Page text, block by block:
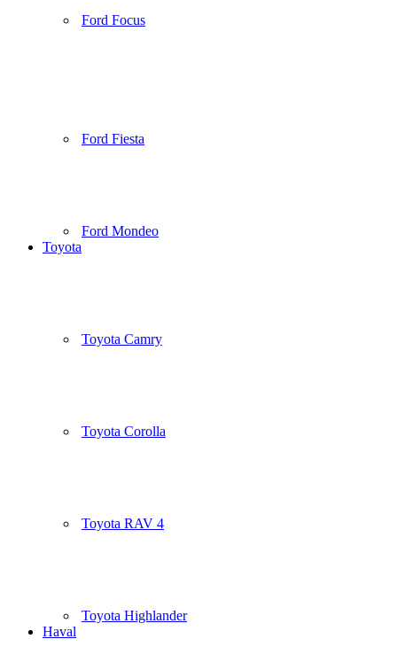
Ford Focus
Ford Fiesta
Ford Mondeo
Toyota
Toyota Camry
Toyota Corolla
Toyota RAV 4
Toyota Highlander
Haval